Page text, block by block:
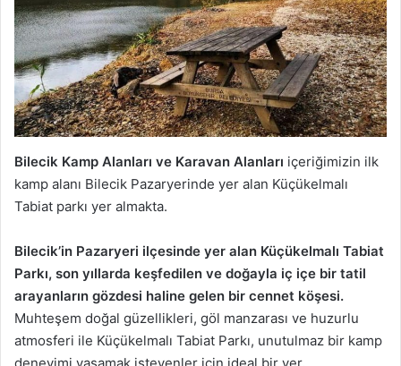
Bilecik Kamp Alanları ve Karavan Alanları içeriğimizin ilk
kamp alanı Bilecik Pazaryerinde yer alan Küçükelmalı
Tabiat parkı yer almakta.
Bilecik’in Pazaryeri ilçesinde yer alan Küçükelmalı Tabiat
Parkı, son yıllarda keşfedilen ve doğayla iç içe bir tatil
arayanların gözdesi haline gelen bir cennet köşesi.
Muhteşem doğal güzellikleri, göl manzarası ve huzurlu
atmosferi ile Küçükelmalı Tabiat Parkı, unutulmaz bir kamp
deneyimi yaşamak isteyenler için ideal bir yer.